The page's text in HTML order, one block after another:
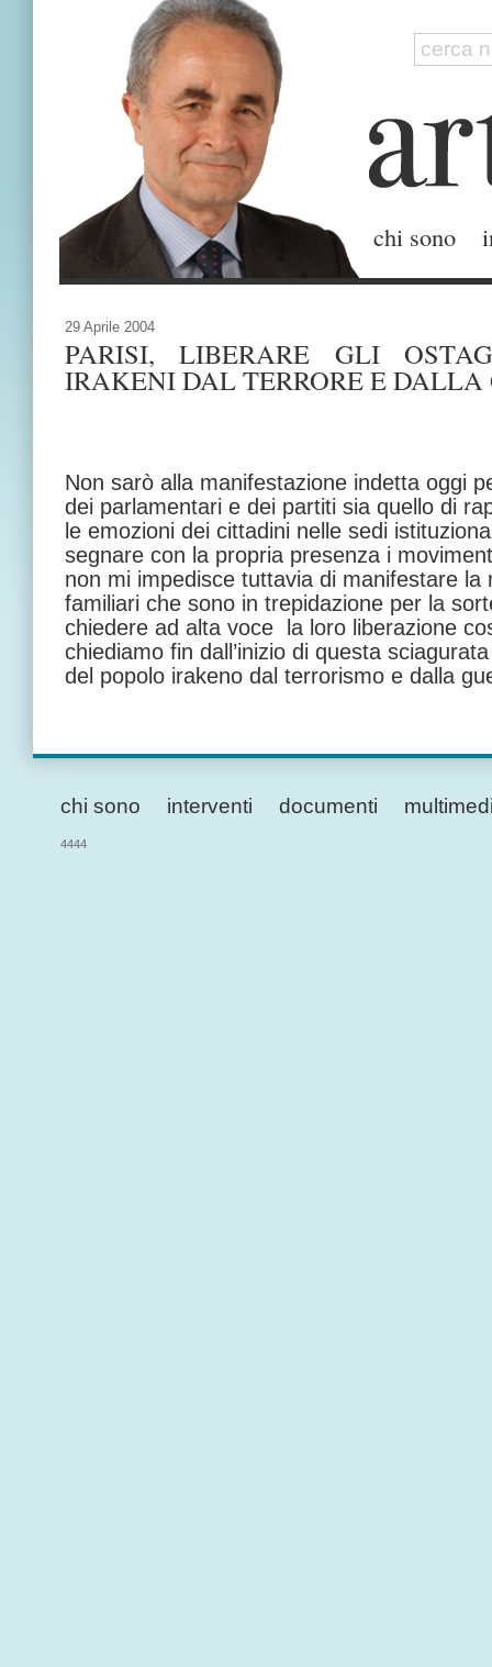
chi sono
29 Aprile 2004
PARISI, LIBERARE GLI
IRAKENI DAL TERRORE E DALLA
Non sarò alla manifestazione indetta oggi
dei parlamentari e dei partiti sia quello di
le emozioni dei cittadini nelle sedi
segnare con la propria presenza i
non mi impedisce tuttavia di manifestare la
familiari che sono in trepidazione per la
chiedere ad alta voce la loro liberazione
chiediamo fin dall’inizio di questa
del popolo irakeno dal terrorismo e dalla
chi sono interventi documenti
4444